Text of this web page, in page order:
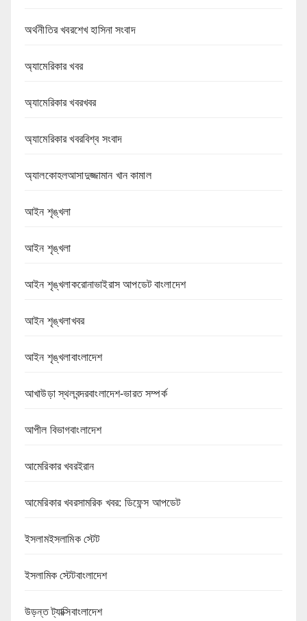
অর্থনীতির খবরশেখ হাসিনা সংবাদ
অ্যামেরিকার খবর
অ্যামেরিকার খবরখবর
অ্যামেরিকার খবরবিশ্ব সংবাদ
অ্যালকোহলআসাদুজ্জামান খান কামাল
আইন শৃঙ্খলা
আইন শৃঙ্খলা
আইন শৃঙ্খলাকরোনাভাইরাস আপডেট বাংলাদেশ
আইন শৃঙ্খলাখবর
আইন শৃঙ্খলাবাংলাদেশ
আখাউড়া স্থলবন্দরবাংলাদেশ-ভারত সম্পর্ক
আপীল বিভাগবাংলাদেশ
আমেরিকার খবরইরান
আমেরিকার খবরসামরিক খবর: ডিফেন্স আপডেট
ইসলামইসলামিক স্টেট
ইসলামিক স্টেটবাংলাদেশ
উড়ন্ত ট্যাক্সিবাংলাদেশ